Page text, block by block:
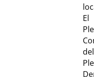
El
del